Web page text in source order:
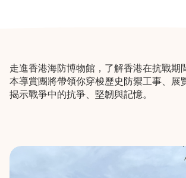
走進香港海防博物館，了解香港在抗戰期
本導賞團將帶領你穿梭歷史防禦工事、展
揭示戰爭中的抗爭、堅韌與記憶。